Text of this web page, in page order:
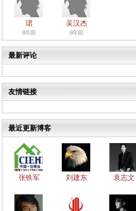
珺
8年前
吴汉杰
8年前
最新评论
友情链接
最近更新博客
张铁军 刘建东 袁志文